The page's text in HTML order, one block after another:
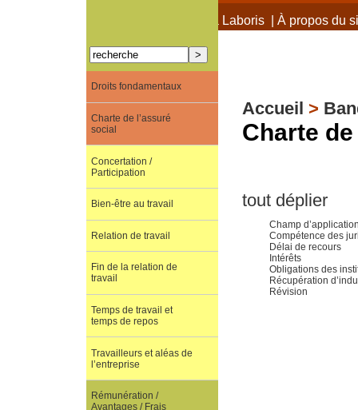
À propos de Terra Laboris| À propos du
Accueil >
Charte
tout déplier
Champ
Compétence des
Délai de recours
Intérêts
Obligations des
Récupération d’indu
Révision
Droits fondamentaux
Charte de l’assuré
social
Concertation /
Participation
Bien-être au travail
Relation de travail
Fin de la relation de
travail
Temps de travail et
temps de repos
Travailleurs et aléas de
l’entreprise
Rémunération /
Avantages / Frais